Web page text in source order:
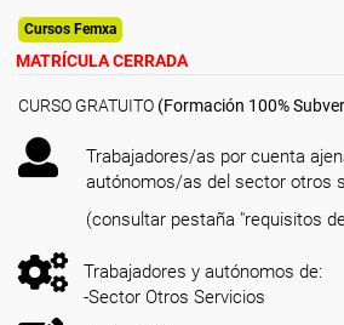
Cursos Femxa
MATRÍCULA CERRADA
CURSO GRATUITO (Formación 100%
Trabajadores/as por cuenta
autónomos/as del sector otros
(consultar pestaña "requisitos
Trabajadores y autónomos de:
-Sector Otros Servicios